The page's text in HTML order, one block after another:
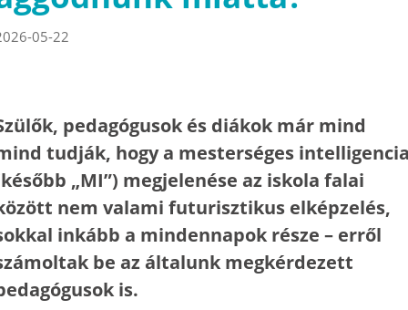
05-22
pedagógusok és diákok már mind
tudják, hogy a mesterséges
„MI”) megjelenése az iskola falai
nem valami futurisztikus elképzelés,
inkább a mindennapok része – erről
be az általunk megkérdezett
is.